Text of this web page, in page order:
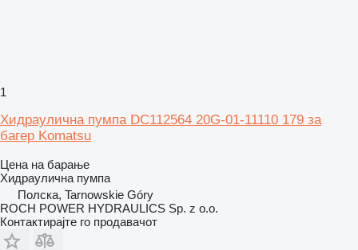
1
Хидраулична пумпа DC112564 20G-01-11110 179 за
багер Komatsu
Цена на барање
Хидраулична пумпа
Полска, Tarnowskie Góry
ROCH POWER HYDRAULICS Sp. z o.o.
Контактирајте го продавачот